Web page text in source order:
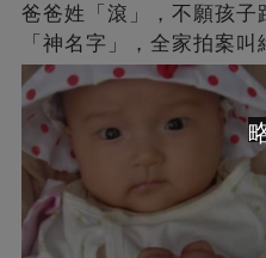
爸爸姓「滾」，不願孩子
「神名字」，全家拍案